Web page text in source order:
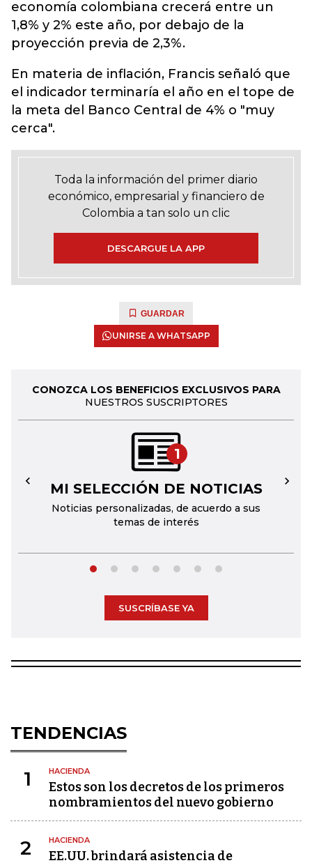
economía colombiana crecerá entre un
1,8% y 2% este año, por debajo de la
proyección previa de 2,3%.
En materia de inflación, Francis señaló que
el indicador terminaría el año en el tope de
la meta del Banco Central de 4% o "muy
cerca".
Toda la información del primer diario
económico, empresarial y financiero de
Colombia a tan solo un clic
DESCARGUE LA APP
GUARDAR
UNIRSE A WHATSAPP
CONOZCA LOS BENEFICIOS EXCLUSIVOS PARA
NUESTROS SUSCRIPTORES
1
MI SELECCIÓN DE NOTICIAS
Noticias personalizadas, de acuerdo a sus
temas de interés
← →
SUSCRÍBASE YA
TENDENCIAS
1 HACIENDA
Estos son los decretos de los primeros
nombramientos del nuevo gobierno
2 HACIENDA
EE.UU. brindará asistencia de